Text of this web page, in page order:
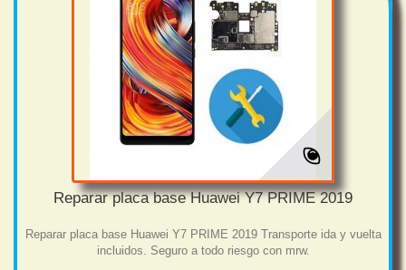
Reparar placa base Huawei Y7 PRIME 2019
Reparar placa base Huawei Y7 PRIME 2019 Transporte ida y vuelta
incluidos. Seguro a todo riesgo con mrw.